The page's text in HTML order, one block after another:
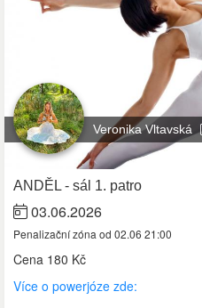
Veronika Vltavská
ANDĚL - sál 1. patro
03.06.2026
Penalizační zóna od 02.06 21:00
Cena 180 Kč
Více o powerjóze zde: